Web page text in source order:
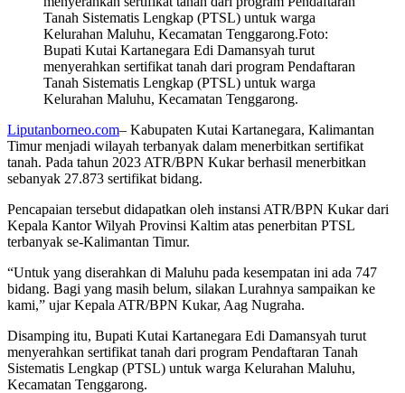
Tanah Sistematis Lengkap (PTSL) untuk warga
Kelurahan Maluhu, Kecamatan Tenggarong.Foto:
Bupati Kutai Kartanegara Edi Damansyah turut
menyerahkan sertifikat tanah dari program Pendaftaran
Tanah Sistematis Lengkap (PTSL) untuk warga
Kelurahan Maluhu, Kecamatan Tenggarong.
Liputanborneo.com– Kabupaten Kutai Kartanegara, Kalimantan
Timur menjadi wilayah terbanyak dalam menerbitkan sertifikat
tanah. Pada tahun 2023 ATR/BPN Kukar berhasil menerbitkan
sebanyak 27.873 sertifikat bidang.
Pencapaian tersebut didapatkan oleh instansi ATR/BPN Kukar dari
Kepala Kantor Wilyah Provinsi Kaltim atas penerbitan PTSL
terbanyak se-Kalimantan Timur.
“Untuk yang diserahkan di Maluhu pada kesempatan ini ada 747
bidang. Bagi yang masih belum, silakan Lurahnya sampaikan ke
kami,” ujar Kepala ATR/BPN Kukar, Aag Nugraha.
Disamping itu, Bupati Kutai Kartanegara Edi Damansyah turut
menyerahkan sertifikat tanah dari program Pendaftaran Tanah
Sistematis Lengkap (PTSL) untuk warga Kelurahan Maluhu,
Kecamatan Tenggarong.